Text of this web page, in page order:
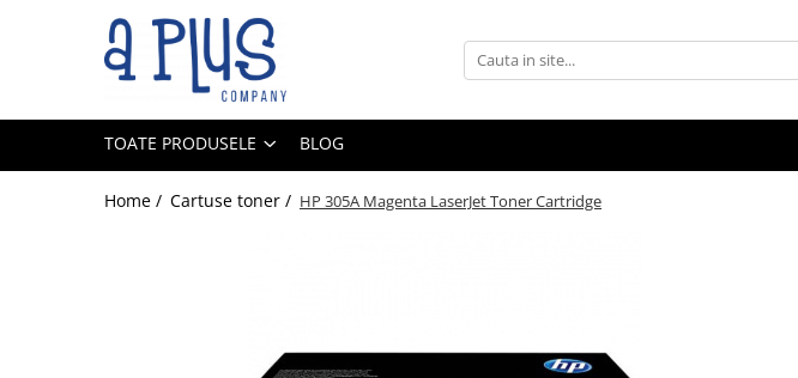
Toate Produsele
Cartuse toner
TOATE PRODUSELE BLOG
Home / Cartuse toner / HP 305A Magenta LaserJet Toner Cartridge